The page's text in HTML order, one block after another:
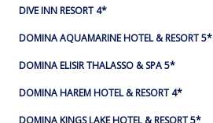
DIVE INN RESORT 4*
DOMINA AQUAMARINE HOTEL & RESORT 5*
DOMINA ELISIR THALASSO & SPA 5*
DOMINA HAREM HOTEL & RESORT 4*
DOMINA KINGS LAKE HOTEL & RESORT 5*